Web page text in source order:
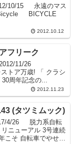
10/15 永遠のマス
Bicycle BICYCLE
2012.10.12
フリーク
2012/11/26
トア万歳! 「 クラシ
周年記念の...
2012.11.23
(タツミムック)
4/26 脱力系自転
ニューアル 3号連続
こそ 自転車でやせ